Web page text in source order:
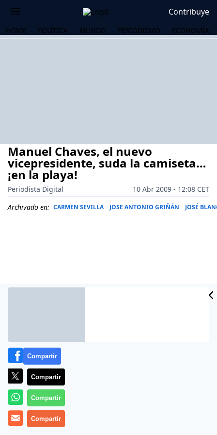
Contribuye
HOME POLÍTICA MUNDO PERIODISMO ECONOMÍA
Manuel Chaves, el nuevo
vicepresidente, suda la camiseta…
¡en la playa!
Periodista Digital
10 Abr 2009 - 12:08 CET
Archivado en: CARMEN SEVILLA JOSE ANTONIO GRIÑÁN JOSÉ
Compartir
Compartir
Compartir
Compartir